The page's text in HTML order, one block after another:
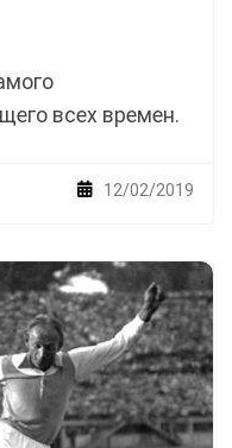
всех времен.
12/02/2019